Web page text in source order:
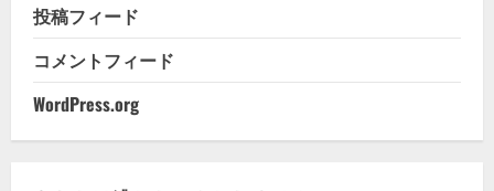
投稿フィード
コメントフィード
WordPress.org